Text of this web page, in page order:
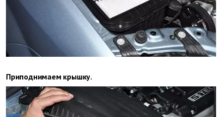
Приподнимаем крышку.